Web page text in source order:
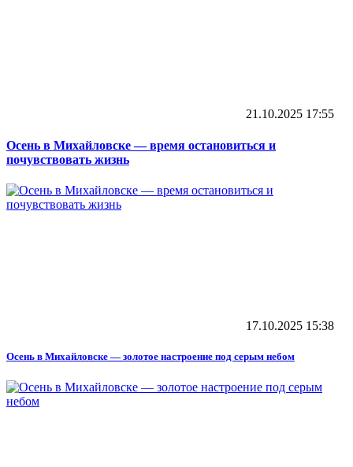
21.10.2025 17:55
Осень в Михайловске — время остановиться и
почувствовать жизнь
17.10.2025 15:38
Осень в Михайловске — золотое настроение под серым небом